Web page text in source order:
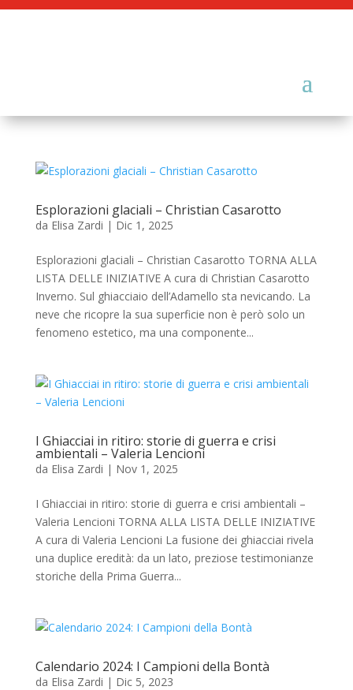
Esplorazioni glaciali – Christian Casarotto
da Elisa Zardi | Dic 1, 2025
Esplorazioni glaciali – Christian Casarotto TORNA ALLA
LISTA DELLE INIZIATIVE A cura di Christian Casarotto
Inverno. Sul ghiacciaio dell’Adamello sta nevicando. La
neve che ricopre la sua superficie non è però solo un
fenomeno estetico, ma una componente...
I Ghiacciai in ritiro: storie di guerra e crisi
ambientali – Valeria Lencioni
da Elisa Zardi | Nov 1, 2025
I Ghiacciai in ritiro: storie di guerra e crisi ambientali –
Valeria Lencioni TORNA ALLA LISTA DELLE INIZIATIVE
A cura di Valeria Lencioni La fusione dei ghiacciai rivela
una duplice eredità: da un lato, preziose testimonianze
storiche della Prima Guerra...
Calendario 2024: I Campioni della Bontà
da Elisa Zardi | Dic 5, 2023